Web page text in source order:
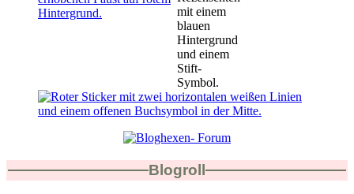
Blogroll